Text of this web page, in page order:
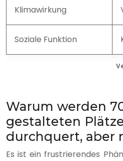
Klimawirkung
Soziale Funktion
Warum werden
gestalteten
durchquert, aber
Es ist ein frustrierendes